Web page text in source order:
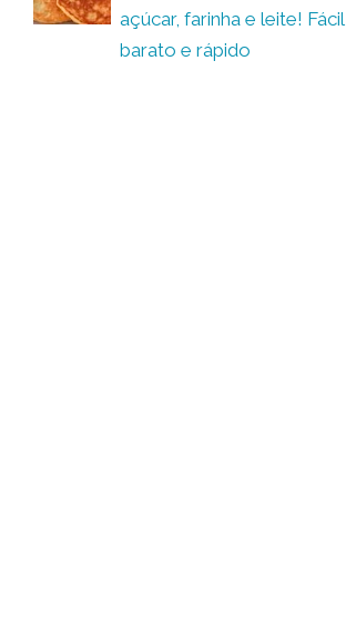
açúcar, farinha e leite! Fácil,
barato e rápido